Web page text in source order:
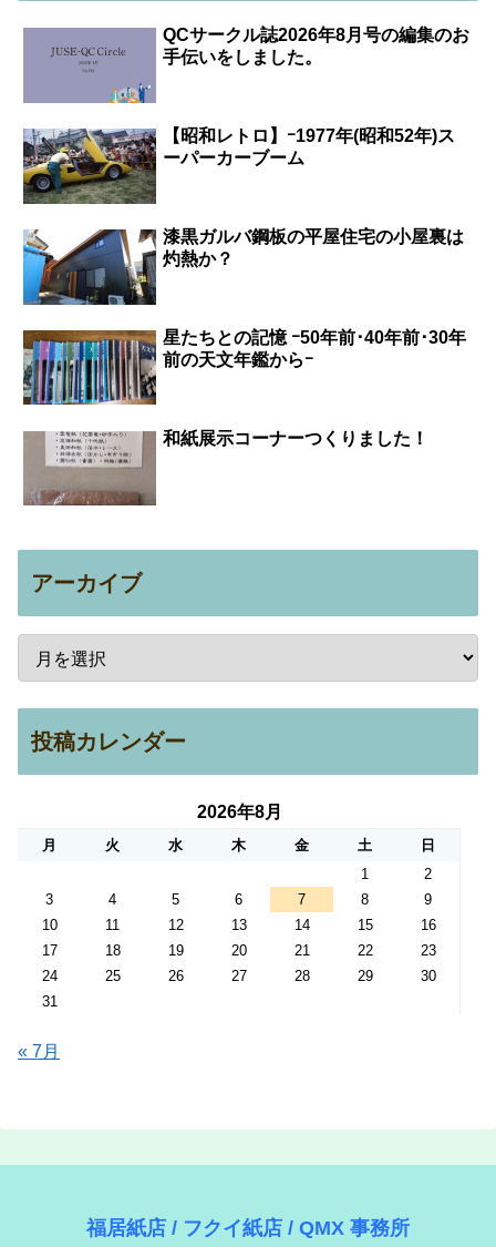
QCサークル誌2026年8月号の編集のお
手伝いをしました。
【昭和レトロ】ｰ1977年(昭和52年)ス
ーパーカーブーム
漆黒ガルバ鋼板の平屋住宅の小屋裏は
灼熱か？
星たちとの記憶 ｰ50年前･40年前･30年
前の天文年鑑からｰ
和紙展示コーナーつくりました！
アーカイブ
投稿カレンダー
2026年8月
月 火 水 木 金 土
日
1
2
3
4 5 6 7 8
9
10
11 12 13 14 15
16
17
18 19 20 21 22
23
24
25 26 27 28 29
30
31
« 7月
福居紙店 / フクイ紙店 / QMX 事務所